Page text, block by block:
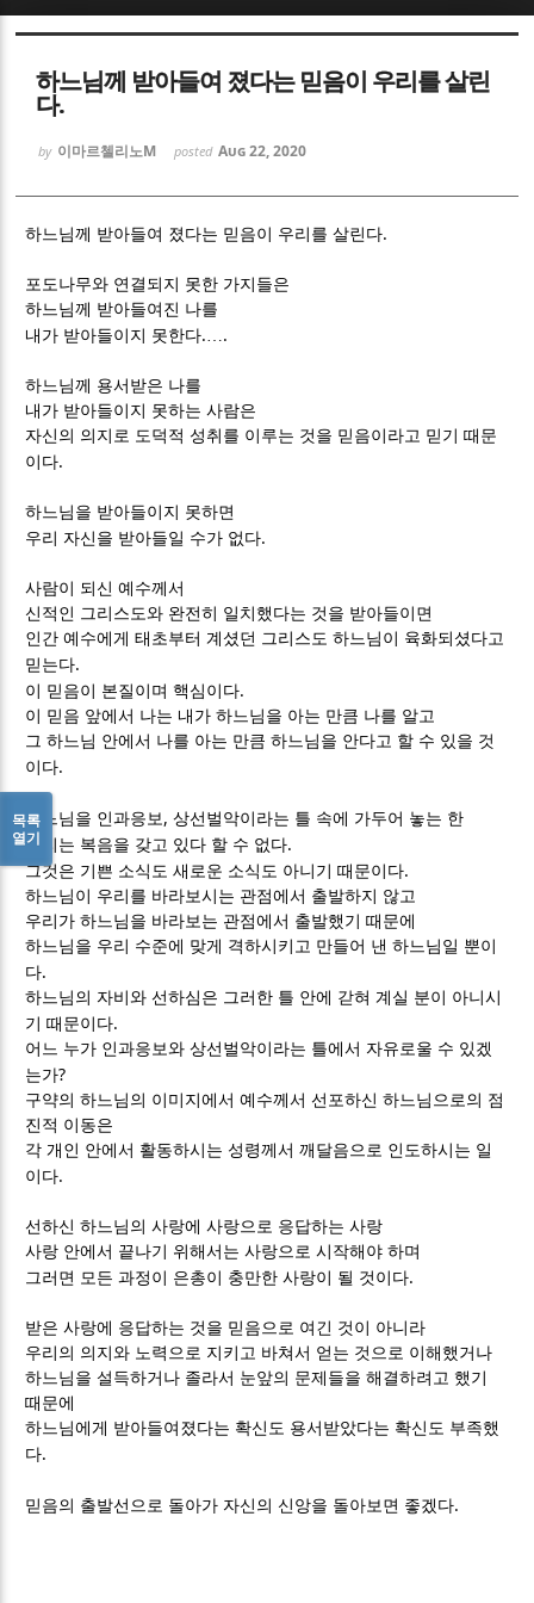
하느님께 받아들여 졌다는 믿음이 우리를 살린
다.
by 이마르첼리노M posted Aug 22, 2020
하느님께 받아들여 졌다는 믿음이 우리를 살린다.
포도나무와 연결되지 못한 가지들은
하느님께 받아들여진 나를
내가 받아들이지 못한다. .
하느님께 용서받은 나를
내가 받아들이지 못하는 사람은
자신의 의지로 도덕적 성취를 이루는 것을 믿음이라고 믿기 때문
이다.
하느님을 받아들이지 못하면
우리 자신을 받아들일 수가 없다.
사람이 되신 예수께서
신적인 그리스도와 완전히 일치했다는 것을 받아들이면
인간 예수에게 태초부터 계셨던 그리스도 하느님이 육화되셨다고
믿는다.
이 믿음이 본질이며 핵심이다.
이 믿음 앞에서 나는 내가 하느님을 아는 만큼 나를 알고
그 하느님 안에서 나를 아는 만큼 하느님을 안다고 할 수 있을 것
이다.
하느님을 인과응보 ,상선벌악이라는 틀 속에 가두어 놓는 한
우리는 복음을 갖고 있다 할 수 없다.
그것은 기쁜 소식도 새로운 소식도 아니기 때문이다.
하느님이 우리를 바라보시는 관점에서 출발하지 않고
우리가 하느님을 바라보는 관점에서 출발했기 때문에
하느님을 우리 수준에 맞게 격하시키고 만들어 낸 하느님일 뿐이
다.
하느님의 자비와 선하심은 그러한 틀 안에 갇혀 계실 분이 아니시
기 때문이다.
어느 누가 인과응보와 상선벌악이라는 틀에서 자유로울 수 있겠
는가?
구약의 하느님의 이미지에서 예수께서 선포하신 하느님으로의 점
진적 이동은
각 개인 안에서 활동하시는 성령께서 깨달음으로 인도하시는 일
이다.
선하신 하느님의 사랑에 사랑으로 응답하는 사랑
사랑 안에서 끝나기 위해서는 사랑으로 시작해야 하며
그러면 모든 과정이 은총이 충만한 사랑이 될 것이다.
받은 사랑에 응답하는 것을 믿음으로 여긴 것이 아니라
우리의 의지와 노력으로 지키고 바쳐서 얻는 것으로 이해했거나
하느님을 설득하거나 졸라서 눈앞의 문제들을 해결하려고 했기
때문에
하느님에게 받아들여졌다는 확신도 용서받았다는 확신도 부족했
다.
믿음의 출발선으로 돌아가 자신의 신앙을 돌아보면 좋겠다.
목록
열기
Sketchbook5, 스케치북5
Sketchbook5, 스케치북5
Sketchbook5, 스케치북5
Sketchbook5, 스케치북5